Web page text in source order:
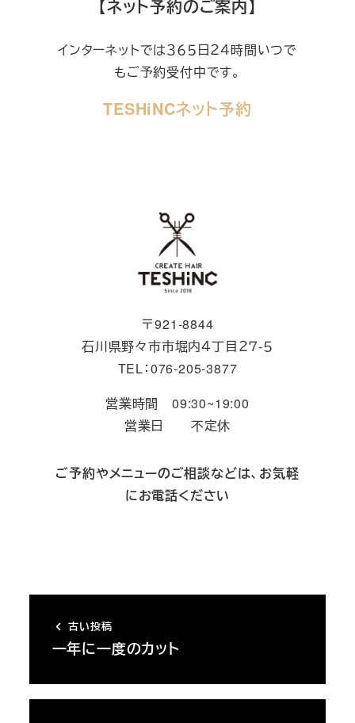
【ネット予約のご案内】
インターネットでは３６５日２４時間いつで
もご予約受付中です。
TESHiNCネット予約
〒921-8844
石川県野々市市堀内４丁目２７-５
TEL：076-205-3877
営業時間 09:30~19:00
営業日 不定休
ご予約やメニューのご相談などは、お気軽
にお電話ください
古い投稿
一年に一度のカット